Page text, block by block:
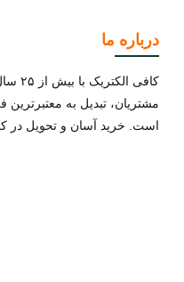
درباره ما
مشتریان، تبدیل به
است. خرید آسان و تحویل در